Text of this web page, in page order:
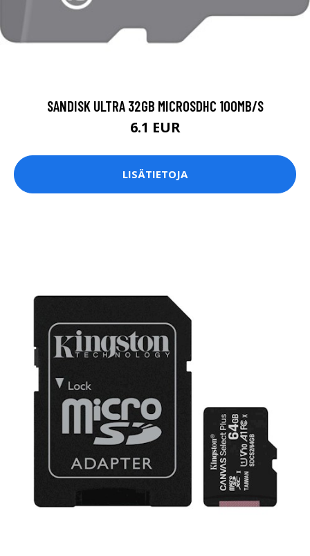
SANDISK ULTRA 32GB MICROSDHC 100MB/S
6.1 EUR
LISÄTIETOJA